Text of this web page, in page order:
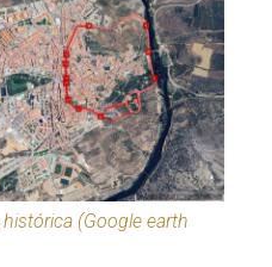
(Google earth